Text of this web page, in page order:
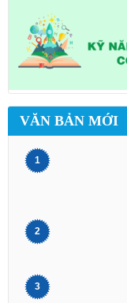
VĂN BẢN MỚI
1
2
3